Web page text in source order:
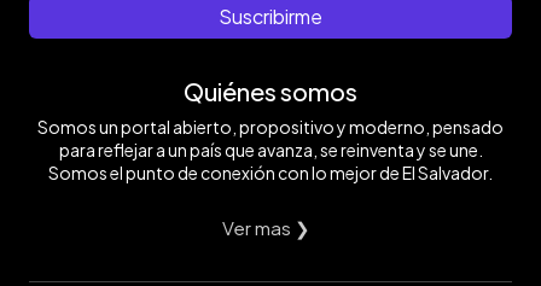
Suscribirme
Quiénes somos
Somos un portal abierto, propositivo y moderno, pensado
para reflejar a un país que avanza, se reinventa y se une.
Somos el punto de conexión con lo mejor de El Salvador.
Ver mas ❯